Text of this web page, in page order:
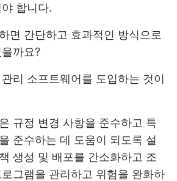
합니다.
면 간단하고 효과적인 방식으로
까요?
리 소프트웨어를 도입하는 것이
규정 변경 사항을 준수하고 특
준수하는 데 도움이 되도록 설
생성 및 배포를 간소화하고 조
그램을 관리하고 위험을 완화하